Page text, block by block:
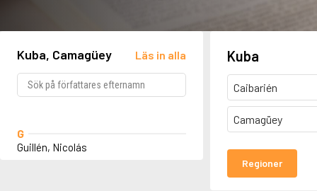
Kuba, Camagüey Läs in alla
G
Guillén, Nicolás
Kuba
Caibarién
Camagüey
Regioner